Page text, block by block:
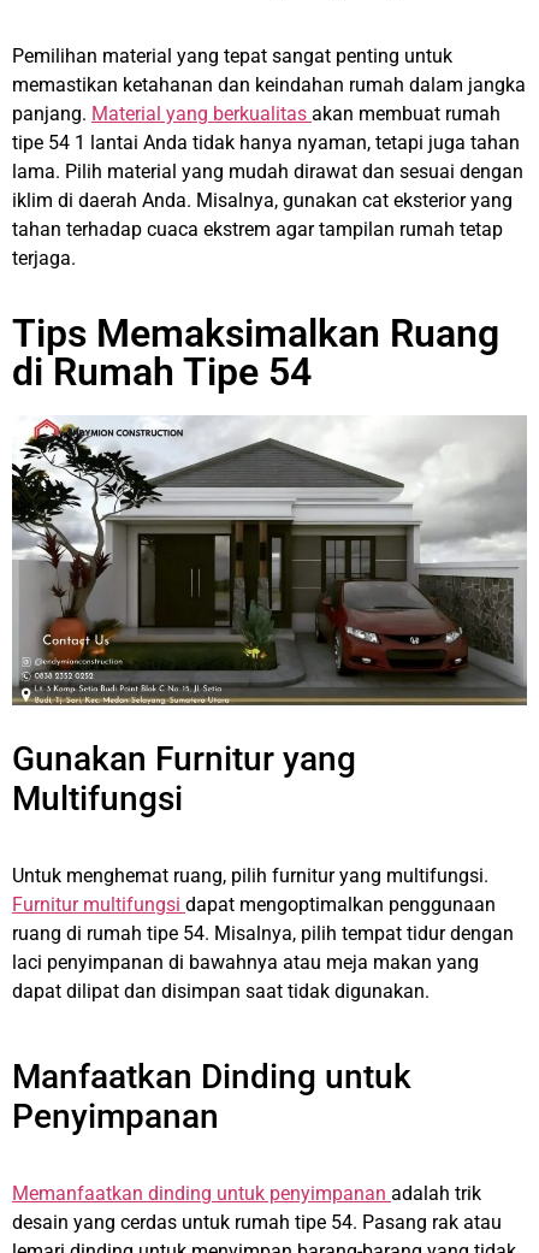
Pemilihan material yang tepat sangat penting untuk
memastikan ketahanan dan keindahan rumah dalam jangka
panjang. Material yang berkualitas akan membuat rumah
tipe 54 1 lantai Anda tidak hanya nyaman, tetapi juga tahan
lama. Pilih material yang mudah dirawat dan sesuai dengan
iklim di daerah Anda. Misalnya, gunakan cat eksterior yang
tahan terhadap cuaca ekstrem agar tampilan rumah tetap
terjaga.
Tips Memaksimalkan Ruang
di Rumah Tipe 54
Gunakan Furnitur yang
Multifungsi
Untuk menghemat ruang, pilih furnitur yang multifungsi.
Furnitur multifungsi dapat mengoptimalkan penggunaan
ruang di rumah tipe 54. Misalnya, pilih tempat tidur dengan
laci penyimpanan di bawahnya atau meja makan yang
dapat dilipat dan disimpan saat tidak digunakan.
Manfaatkan Dinding untuk
Penyimpanan
Memanfaatkan dinding untuk penyimpanan adalah trik
desain yang cerdas untuk rumah tipe 54. Pasang rak atau